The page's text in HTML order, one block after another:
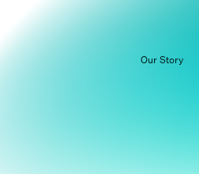
Our Story